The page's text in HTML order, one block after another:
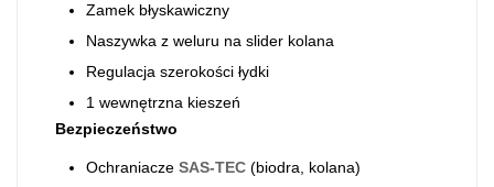
Zamek błyskawiczny
Naszywka z weluru na slider kolana
Regulacja szerokości łydki
1 wewnętrzna kieszeń
Bezpieczeństwo
Ochraniacze SAS-TEC (biodra, kolana)